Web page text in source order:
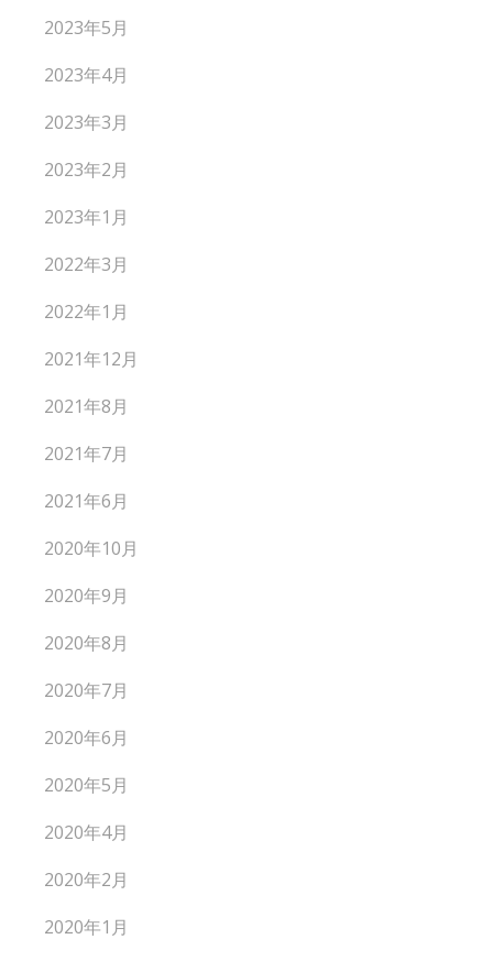
2023年5月
2023年4月
2023年3月
2023年2月
2023年1月
2022年3月
2022年1月
2021年12月
2021年8月
2021年7月
2021年6月
2020年10月
2020年9月
2020年8月
2020年7月
2020年6月
2020年5月
2020年4月
2020年2月
2020年1月